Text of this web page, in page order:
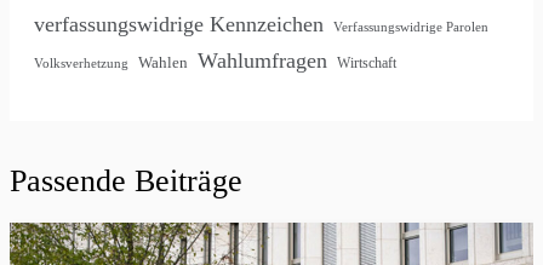
verfassungswidrige Kennzeichen Verfassungswidrige Parolen
Volksverhetzung Wahlen Wahlumfragen Wirtschaft
Passende Beiträge